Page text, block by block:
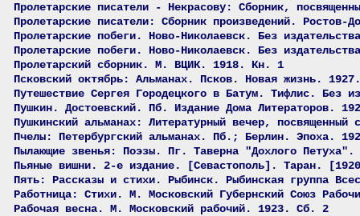
Пролетарские писатели - Некрасову: Сборник,
Пролетарские писатели: Сборник произведений.
Пролетарские побеги. Ново-Николаевск. Без
Пролетарские побеги. Ново-Николаевск. Без
Пролетарский сборник. М. ВЦИК. 1918. Кн. 1
Псковский октябрь: Альманах. Псков. Новая жизнь.
Путешествие Сергея Городецкого в Батум. Тифлис. Без
Пушкин. Достоевский. Пб. Издание Дома Литераторов.
Пушкинский альманах: Литературный вечер,
Пчелы: Петербургский альманах. Пб.; Берлин. Эпоха.
Пылающие звенья: Поэзы. Пг. Таверна "Дохлого Петуха".
Пьяные вишни. 2-е издание. [Севастополь]. Таран.
Пять: Рассказы и стихи. Рыбинск. Рыбинская группа
Работница: Стихи. М. Московский Губернский Союз
Рабочая весна. М. Московский рабочий. 1923. Сб. 2